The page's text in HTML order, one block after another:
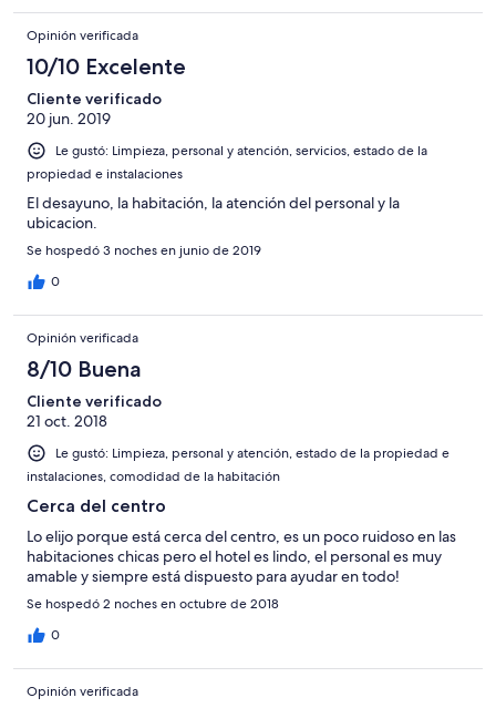
Opinión verificada
10/10 Excelente
Cliente verificado
20 jun. 2019
Le gustó: Limpieza, personal y atención, servicios, estado de la
propiedad e instalaciones
El desayuno, la habitación, la atención del personal y la
ubicacion.
Se hospedó 3 noches en junio de 2019
0
Opinión verificada
8/10 Buena
Cliente verificado
21 oct. 2018
Le gustó: Limpieza, personal y atención, estado de la propiedad e
instalaciones, comodidad de la habitación
Cerca del centro
Lo elijo porque está cerca del centro, es un poco ruidoso en las
habitaciones chicas pero el hotel es lindo, el personal es muy
amable y siempre está dispuesto para ayudar en todo!
Se hospedó 2 noches en octubre de 2018
0
Opinión verificada